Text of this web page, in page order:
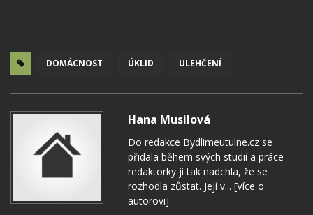
DOMÁCNOST ÚKLID ULEHČENÍ
Hana Musilová
Do redakce Bydlimeutulne.cz se
přidala během svých studií a práce
redaktorky ji tak nadchla, že se
rozhodla zůstat. Její v... [Více o
autorovi]